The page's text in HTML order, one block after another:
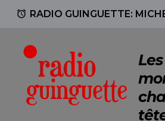
access_alarm RADIO GUINGUETTE: